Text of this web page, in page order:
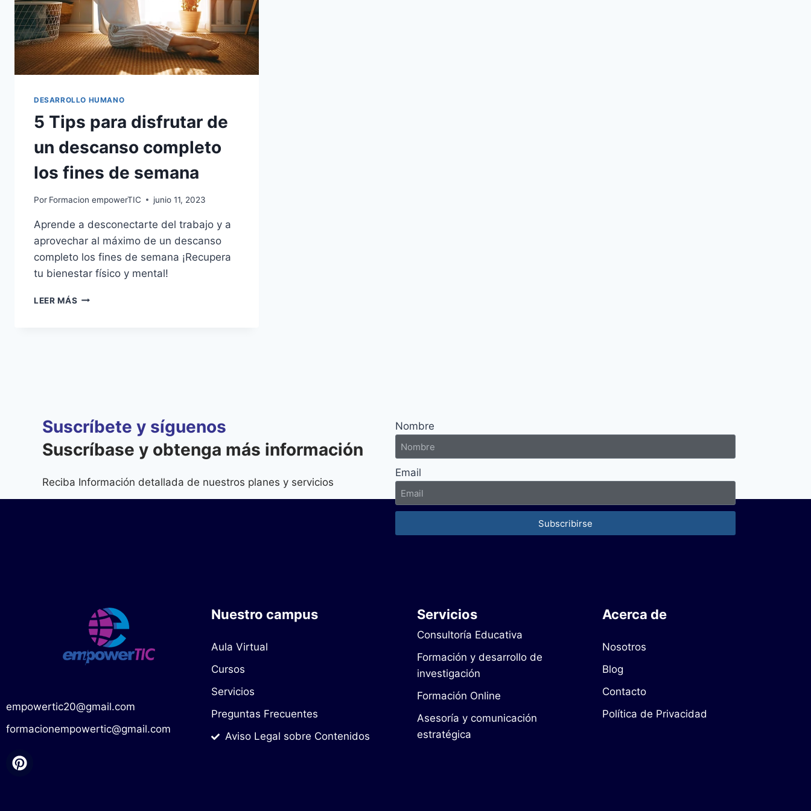
DESARROLLO HUMANO
5 Tips para disfrutar de
un descanso completo
los fines de semana
Por Formacion empowerTIC junio 11, 2023
Aprende a desconectarte del trabajo y a
aprovechar al máximo de un descanso
completo los fines de semana ¡Recupera
tu bienestar físico y mental!
LEER MÁS
Suscríbete y síguenos
Suscríbase y obtenga más información
Reciba Información detallada de nuestros planes y servicios
Nombre
Email
Subscribirse
empowertic20@gmail.com
formacionempowertic@gmail.com
Nuestro campus
Aula Virtual
Cursos
Servicios
Preguntas Frecuentes
Aviso Legal sobre Contenidos
Servicios
Consultoría Educativa
Formación y desarrollo de
investigación
Formación Online
Asesoría y comunicación
estratégica
Acerca de
Nosotros
Blog
Contacto
Política de Privacidad